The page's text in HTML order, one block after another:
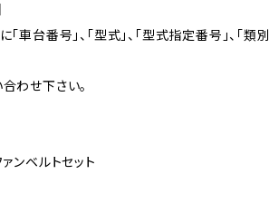
車台番号」、「型式」、「型式指定番号」、「類別
わせ下さい。
ンベルトセット